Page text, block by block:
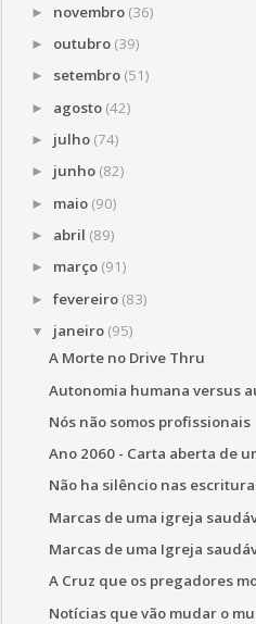
► novembro (36)
► outubro (39)
► setembro (51)
► agosto (42)
► julho (74)
► junho (82)
► maio (90)
► abril (89)
► março (91)
► fevereiro (83)
▼ janeiro (95)
A Morte no Drive Thru
Autonomia humana versus
Nós não somos profissionais
Ano 2060 - Carta aberta de
Não ha silêncio nas
Marcas de uma igreja
Marcas de uma Igreja
A Cruz que os pregadores
Notícias que vão mudar o